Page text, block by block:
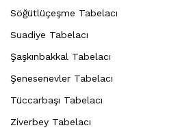
Söğütlüçeşme Tabelacı
Suadiye Tabelacı
Şaşkınbakkal Tabelacı
Şenesenevler Tabelacı
Tüccarbaşı Tabelacı
Ziverbey Tabelacı